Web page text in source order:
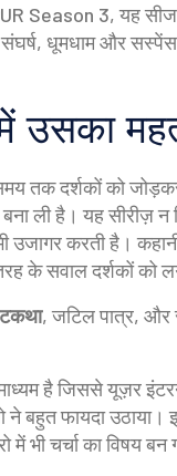
Season 3, यह
धूमधाम और सस्पेंस
उसका
तक दर्शकों को जोड़कर
ली है। यह सीरीज़ न
करती है।
तरह के सवाल दर्शकों
, जटिल पात्र, और
है जिससे यूज़र
बहुत फायदा उठाया।
भी चर्चा का विषय बन